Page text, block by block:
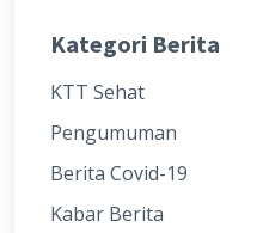
Kategori Berita
KTT Sehat
Pengumuman
Berita Covid-19
Kabar Berita